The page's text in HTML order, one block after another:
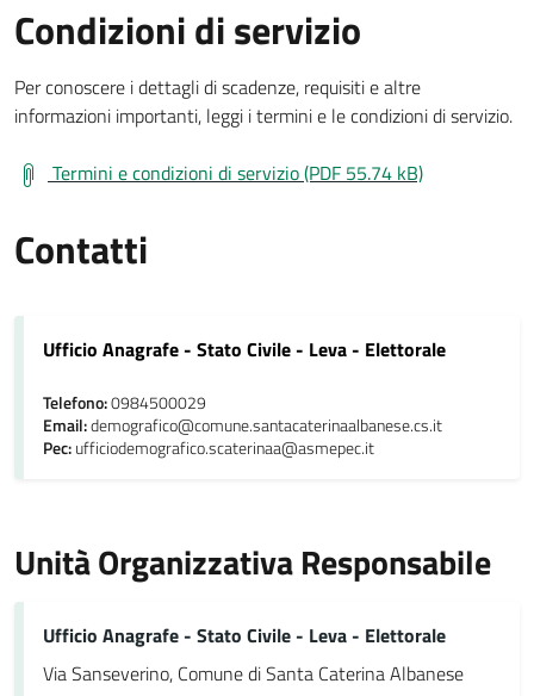
Condizioni di servizio
Per conoscere i dettagli di scadenze, requisiti e altre
informazioni importanti, leggi i termini e le condizioni di servizio.
Termini e condizioni di servizio (PDF 55.74 kB)
Contatti
Ufficio Anagrafe - Stato Civile - Leva - Elettorale
Telefono:0984500029
Email:demografico@comune.santacaterinaalbanese.cs.it
Pec:ufficiodemografico.scaterinaa@asmepec.it
Unità Organizzativa Responsabile
Ufficio Anagrafe - Stato Civile - Leva - Elettorale
Via Sanseverino, Comune di Santa Caterina Albanese